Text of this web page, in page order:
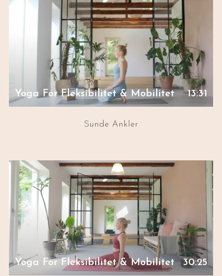
Yoga For Fleksibilitet & Mobilitet 13:31
Sunde Ankler
Yoga For Fleksibilitet & Mobilitet 30:25